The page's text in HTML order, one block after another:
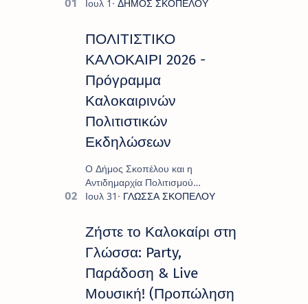
ΠΟΛΙΤΙΣΤΙΚΟ
ΚΑΛΟΚΑΙΡΙ 2026 -
Πρόγραμμα
Καλοκαιρινών
Πολιτιστικών
Εκδηλώσεων
Ο Δήμος Σκοπέλου και η
Αντιδημαρχία Πολιτισμού
παρουσιάζουν το πρόγραμμα «
πρόγραμμα εκδ…
Ζήστε το Καλοκαίρι στη
Γλώσσα: Party,
Παράδοση & Live
Μουσική! (Προπώληση